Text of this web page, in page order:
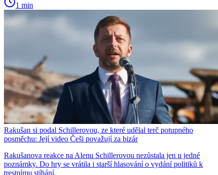
1 min
Rakušan si podal Schillerovou, ze které udělal terč potupného
posměchu: Její video Češi považují za bizár
Rakušanova reakce na Alenu Schillerovou nezůstala jen u jedné
poznámky. Do hry se vrátila i starší hlasování o vydání politiků k
trestnímu stíhání.